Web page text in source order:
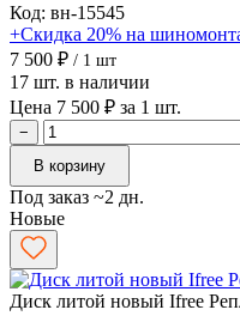
Код: вн-15545
+Скидка 20% на
7 500 ₽ / 1 шт
17 шт. в наличии
Цена 7 500 ₽ за 1 шт.
−
В корзину
Под заказ ~2 дн.
Новые
Диск литой новый Ifree